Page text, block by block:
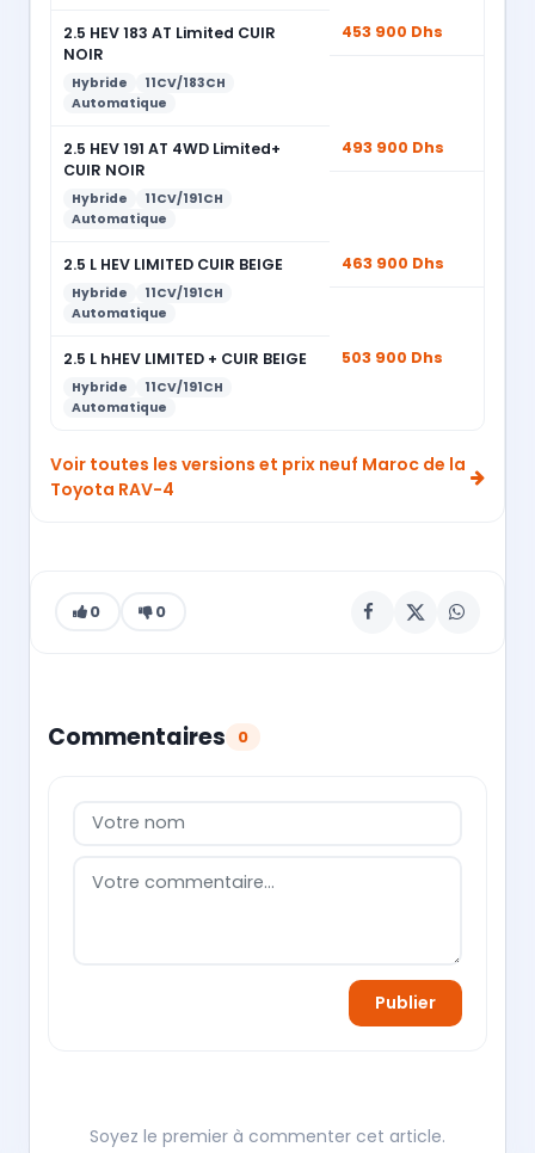
2.5 HEV 183 AT Limited CUIR
NOIR
Hybride
11CV/183CH
Automatique
453 900 Dhs
2.5 HEV 191 AT 4WD Limited+
CUIR NOIR
Hybride
11CV/191CH
Automatique
493 900 Dhs
2.5 L HEV LIMITED CUIR BEIGE
Hybride
11CV/191CH
Automatique
463 900 Dhs
2.5 L hHEV LIMITED + CUIR BEIGE
Hybride
11CV/191CH
Automatique
503 900 Dhs
Voir toutes les versions et prix neuf Maroc de la
Toyota RAV-4
0 0
Commentaires 0
Publier
Soyez le premier à commenter cet article.